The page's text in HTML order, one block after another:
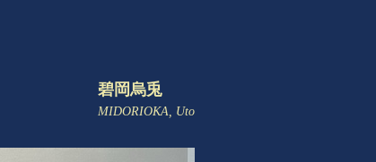
碧岡烏兎
MIDORIOKA, Uto